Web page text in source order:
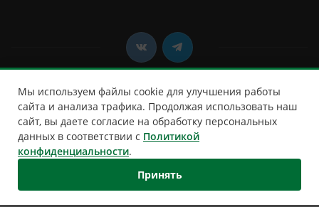
2026 © Клуб Путешественников
Мы используем файлы cookie для улучшения работы
сайта и анализа трафика. Продолжая использовать наш
сайт, вы даете согласие на обработку персональных
данных в соответствии с Политикой
конфиденциальности.
Принять